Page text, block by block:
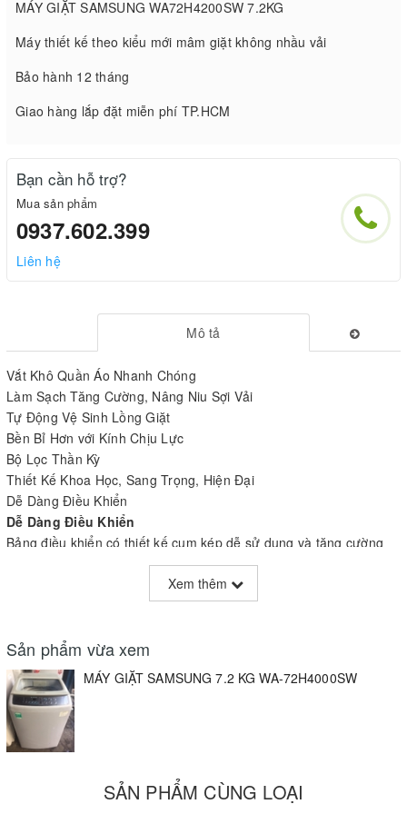
MÁY GIẶT SAMSUNG WA72H4200SW 7.2KG
Máy thiết kế theo kiểu mới mâm giặt không nhầu vải
Bảo hành 12 tháng
Giao hàng lắp đặt miễn phí TP.HCM
Bạn cần hỗ trợ?
Mua sản phẩm
0937.602.399
Liên hệ
Mô tả
Vắt Khô Quần Áo Nhanh Chóng
Làm Sạch Tăng Cường, Nâng Niu Sợi Vải
Tự Động Vệ Sinh Lồng Giặt
Bền Bỉ Hơn với Kính Chịu Lực
Bộ Lọc Thần Kỳ
Thiết Kế Khoa Học, Sang Trọng, Hiện Đại
Dễ Dàng Điều Khiển
Dễ Dàng Điều Khiển
Bảng điều khiển có thiết kế cụm kép dễ sử dụng và tăng cường
khả năng hiển thị. Thiết kế khoa học với nút điều khiển ở hai bên,
cùng màn hình hiển thị đèn LED xanh dương giúp dễ dàng chọn
chương trình giặt mong muốn.
Thiết Kế Khoa Học, Sang Trọng, Hiện Đại
Thiết kế khoa học, sang trọng mang đến tính thẩm mỹ và độ bền
cho máy. Đường cong tinh tế, bảng điều khiển cụm kép dễ sử
dụng, màn hình hiển thị đèn LED đẹp mắt và cửa kính trong; giúp
quan sát rõ bên trong.
Làm Sạch Tăng Cường, Nâng Niu Sợi Vải
Công nghệ giặt Wobble tiên tiến của Samsung nâng niu từng sợi
vải mà không ảnh hưởng đến hiệu suất giặt. Cấu trúc độc đáo
Xem thêm
Sản phẩm vừa xem
MÁY GIẶT SAMSUNG 7.2 KG WA-72H4000SW
SẢN PHẨM CÙNG LOẠI